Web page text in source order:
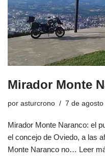
Mirador Monte
por asturcrono 7 de
Mirador Monte Naranco: el
el concejo de Oviedo, a las
Monte Naranco no… Leer